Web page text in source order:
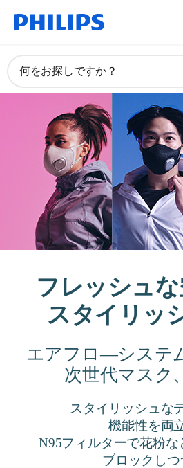
何をお探しですか？
フレッシュな
スタイリッ
エアフロ―システ
次世代マスク
スタイリッシュな
機能性を両立
N95フィルターで花粉な
ブロックしつ